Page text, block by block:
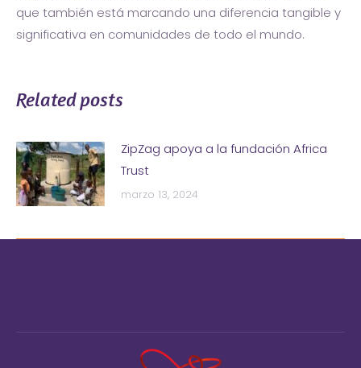
que también está marcando una diferencia tangible y
significativa en comunidades de todo el mundo.
Related posts
ZipZag apoya a la fundación Africa
Trust
marzo 13, 2024